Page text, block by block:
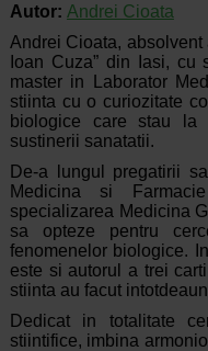
Autor: Andrei Cioata
Andrei Cioata,
Ioan Cuza” din Iasi,
master in Laborator
stiinta cu o curiozitate
biologice care stau la
sustinerii sanatatii.
De-a lungul pregatirii
Medicina si
specializarea Medicina
sa opteze pentru
fenomenelor biologice.
este si autorul a trei
stiinta au facut
Dedicat in totalitate
stiintifice, imbina